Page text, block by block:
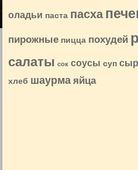
оладьи паста пасха
пирожные пицца похудей
салаты сок соусы суп сыр
хлеб шаурма яйца